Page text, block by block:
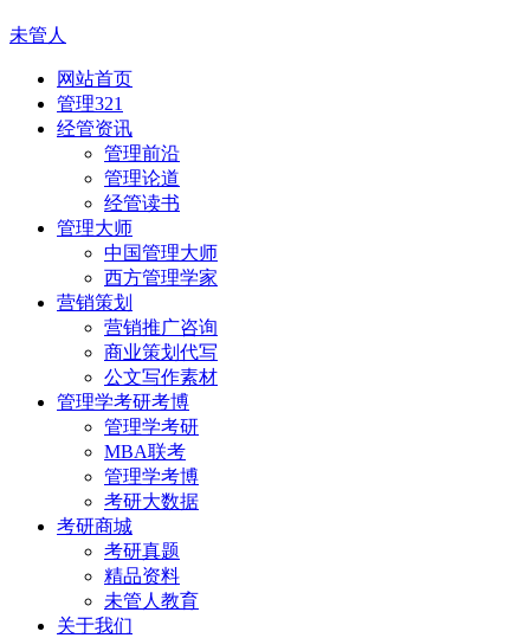
未管人
网站首页
管理321
经管资讯
管理前沿
管理论道
经管读书
管理大师
中国管理大师
西方管理学家
营销策划
营销推广咨询
商业策划代写
公文写作素材
管理学考研考博
管理学考研
MBA联考
管理学考博
考研大数据
考研商城
考研真题
精品资料
未管人教育
关于我们